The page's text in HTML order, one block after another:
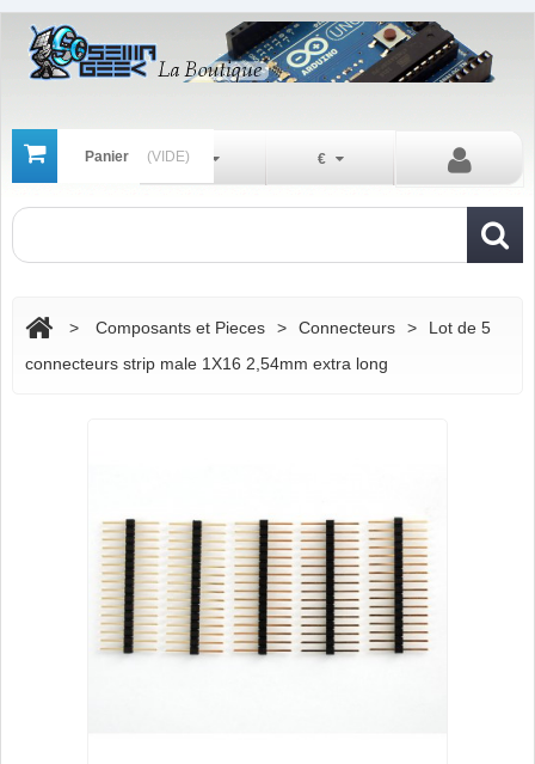
Panier (VIDE) €
Fr
> Composants et Pieces > Connecteurs >
Lot de 5
connecteurs strip male 1X16 2,54mm extra long